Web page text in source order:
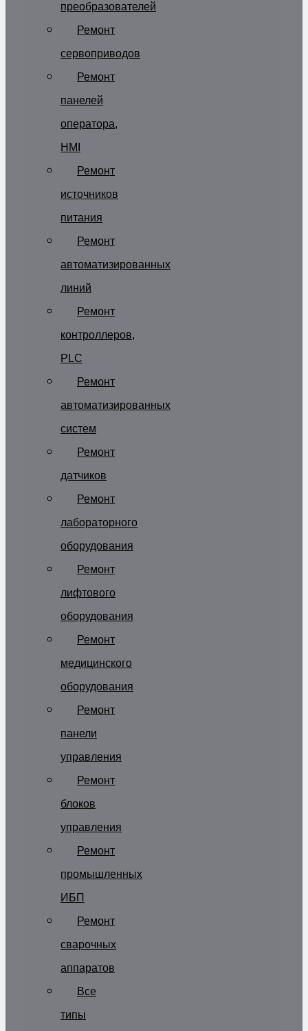
преобразователей
Ремонт
сервоприводов
Ремонт
панелей
оператора,
HMI
Ремонт
источников
питания
Ремонт
автоматизированных
линий
Ремонт
контроллеров,
PLC
Ремонт
автоматизированных
систем
Ремонт
датчиков
Ремонт
лабораторного
оборудования
Ремонт
лифтового
оборудования
Ремонт
медицинского
оборудования
Ремонт
панели
управления
Ремонт
блоков
управления
Ремонт
промышленных
ИБП
Ремонт
сварочных
аппаратов
Все
типы